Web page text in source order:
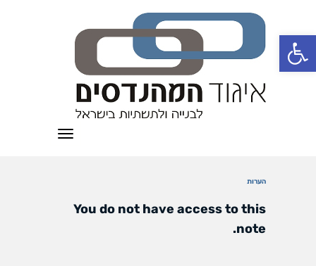
פתח סרגל נגישות
תפריט
הערות
You do not have access to this
note.